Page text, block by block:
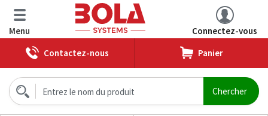
Menu
Connectez-vous
Contactez-nous
Panier